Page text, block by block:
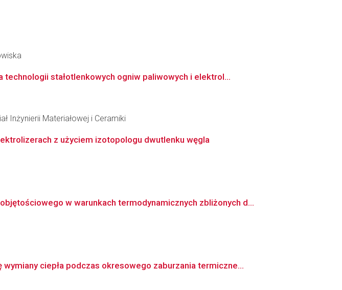
stałotlenkowych ogniw paliwowych i elektrol...
Inżynierii Materiałowej i Ceramiki
z użyciem izotopologu dwutlenku węgla
w warunkach termodynamicznych zbliżonych d...
ciepła podczas okresowego zaburzania termiczne...